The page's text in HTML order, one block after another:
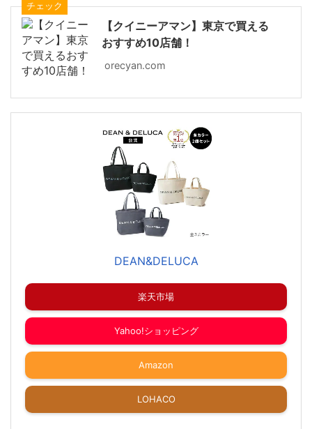
チェック
【クイニーアマン】東京で買える
おすすめ10店舗！
orecyan.com
DEAN&DELUCA
楽天市場
Yahoo!ショッピング
Amazon
LOHACO